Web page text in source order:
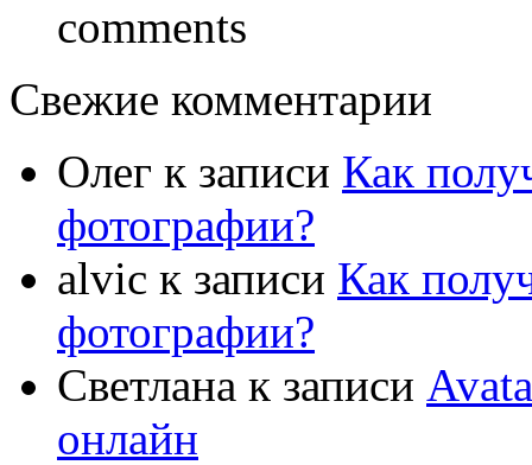
comments
Свежие комментарии
Олег к записи Как
фотографии?
alvic к записи Как
фотографии?
Светлана к записи
онлайн